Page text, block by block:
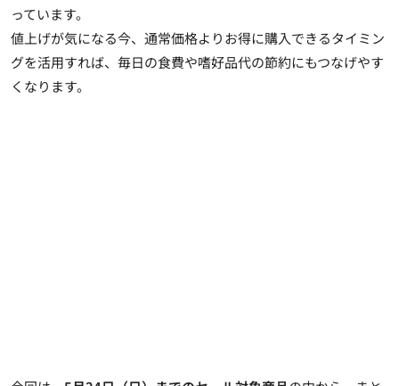
っています。
値上げが気になる今、通常価格よりお得に購入できるタイミン
グを活用すれば、毎日の食費や嗜好品代の節約にもつなげやす
くなります。